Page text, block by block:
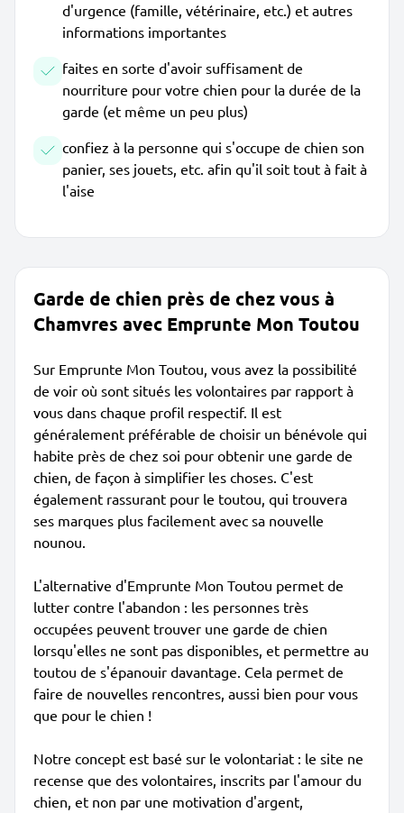
d'urgence (famille, vétérinaire, etc.) et autres
informations importantes
faites en sorte d'avoir suffisament de
nourriture pour votre chien pour la durée de la
garde (et même un peu plus)
confiez à la personne qui s'occupe de chien son
panier, ses jouets, etc. afin qu'il soit tout à fait à
l'aise
Garde de chien près de chez vous à
Chamvres avec Emprunte Mon Toutou
Sur Emprunte Mon Toutou, vous avez la possibilité
de voir où sont situés les volontaires par rapport à
vous dans chaque profil respectif. Il est
généralement préférable de choisir un bénévole qui
habite près de chez soi pour obtenir une garde de
chien, de façon à simplifier les choses. C'est
également rassurant pour le toutou, qui trouvera
ses marques plus facilement avec sa nouvelle
nounou.
L'alternative d'Emprunte Mon Toutou permet de
lutter contre l'abandon : les personnes très
occupées peuvent trouver une garde de chien
lorsqu'elles ne sont pas disponibles, et permettre au
toutou de s'épanouir davantage. Cela permet de
faire de nouvelles rencontres, aussi bien pour vous
que pour le chien !
Notre concept est basé sur le volontariat : le site ne
recense que des volontaires, inscrits par l'amour du
chien, et non par une motivation d'argent,